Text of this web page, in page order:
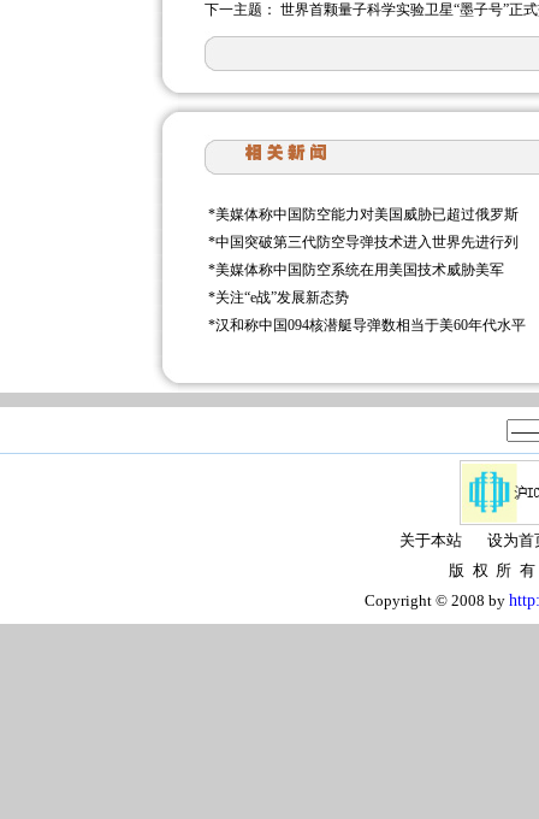
下一主题： 世界首颗量子科学实验卫星“墨子号”正
*美媒体称中国防空能力对美国威胁已超过俄罗斯
*中国突破第三代防空导弹技术进入世界先进行列
*美媒体称中国防空系统在用美国技术威胁美军
*关注“e战”发展新态势
*汉和称中国094核潜艇导弹数相当于美60年代水平